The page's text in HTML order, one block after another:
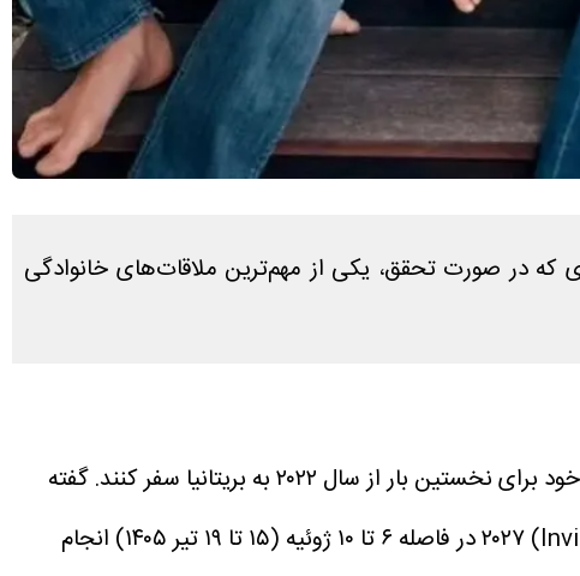
که در صورت تحقق، یکی از مهم‌ترین ملاقات‌های خانوادگی
به نقل از روزیاتو، بر اساس این گزارش، شاهزاده هری و مگان مارکل قصد دارند همراه با دو فرزند خود برای نخستین بار از سال ۲۰۲۲ به بریتانیا سفر کنند. گفته
می‌شود این سفر هم‌زمان با حضور شاهزاده هری در رویدادهای مرتبط با مسابقات اینویکتوس گیمز (Invictus Games) ۲۰۲۷ در فاصله ۶ تا ۱۰ ژوئیه (۱۵ تا ۱۹ تیر ۱۴۰۵) انجام